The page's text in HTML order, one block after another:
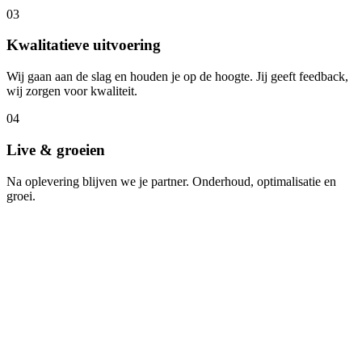
03
Kwalitatieve uitvoering
Wij gaan aan de slag en houden je op de hoogte. Jij geeft feedback,
wij zorgen voor kwaliteit.
04
Live & groeien
Na oplevering blijven we je partner. Onderhoud, optimalisatie en
groei.